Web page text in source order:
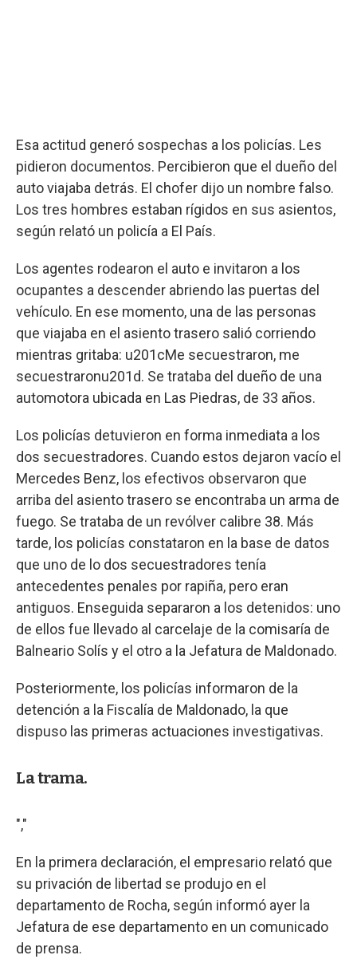
Esa actitud generó sospechas a los policías. Les
pidieron documentos. Percibieron que el dueño del
auto viajaba detrás. El chofer dijo un nombre falso.
Los tres hombres estaban rígidos en sus asientos,
según relató un policía a El País.
Los agentes rodearon el auto e invitaron a los
ocupantes a descender abriendo las puertas del
vehículo. En ese momento, una de las personas
que viajaba en el asiento trasero salió corriendo
mientras gritaba: u201cMe secuestraron, me
secuestraronu201d. Se trataba del dueño de una
automotora ubicada en Las Piedras, de 33 años.
Los policías detuvieron en forma inmediata a los
dos secuestradores. Cuando estos dejaron vacío el
Mercedes Benz, los efectivos observaron que
arriba del asiento trasero se encontraba un arma de
fuego. Se trataba de un revólver calibre 38. Más
tarde, los policías constataron en la base de datos
que uno de lo dos secuestradores tenía
antecedentes penales por rapiña, pero eran
antiguos. Enseguida separaron a los detenidos: uno
de ellos fue llevado al carcelaje de la comisaría de
Balneario Solís y el otro a la Jefatura de Maldonado.
Posteriormente, los policías informaron de la
detención a la Fiscalía de Maldonado, la que
dispuso las primeras actuaciones investigativas.
La trama.
","
En la primera declaración, el empresario relató que
su privación de libertad se produjo en el
departamento de Rocha, según informó ayer la
Jefatura de ese departamento en un comunicado
de prensa.